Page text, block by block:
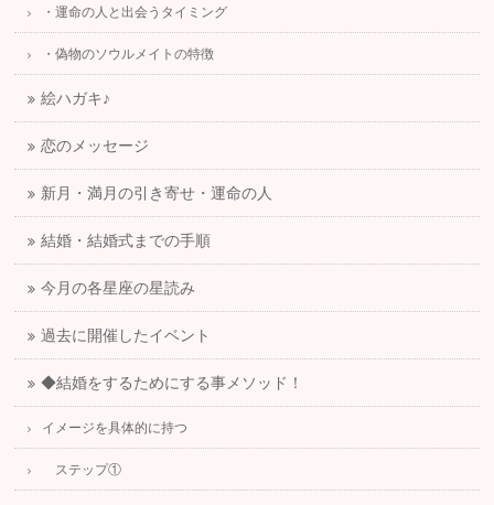
・運命の人と出会うタイミング
・偽物のソウルメイトの特徴
絵ハガキ♪
恋のメッセージ
新月・満月の引き寄せ・運命の人
結婚・結婚式までの手順
今月の各星座の星読み
過去に開催したイベント
◆結婚をするためにする事メソッド！
イメージを具体的に持つ
ステップ①